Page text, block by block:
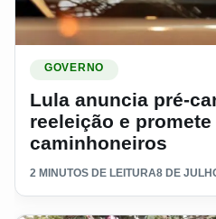
GOVERNO
Lula anuncia pré-
reeleição e
caminhoneiros
2 MINUTOS DE LEITURA8 DE